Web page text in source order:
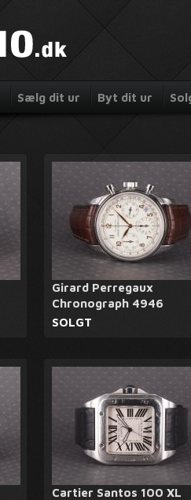
Sælg dit ur Byt dit ur
Girard Perregaux
Chronograph 4946
SOLGT
Cartier Santos 100 XL